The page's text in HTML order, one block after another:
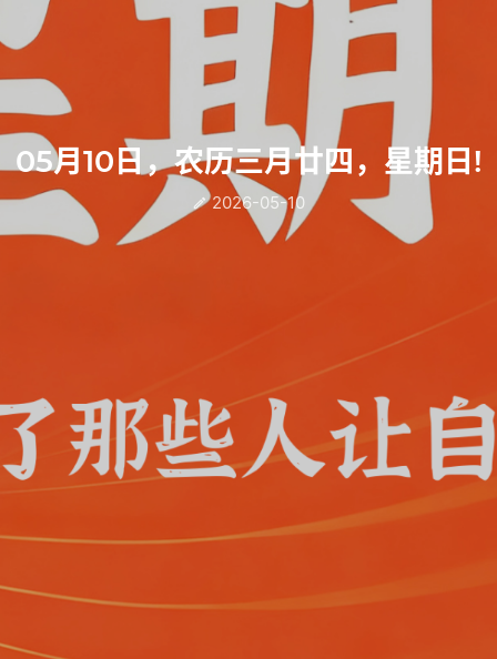
05月10日，农历三月廿四，星期日!
2026-05-10